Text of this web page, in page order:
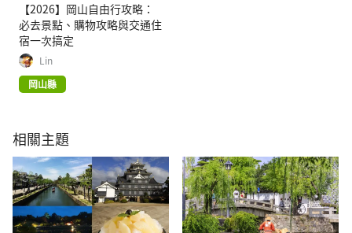
【2026】岡山自由行攻略：
必去景點、購物攻略與交通住
宿一次搞定
Lin
岡山縣
相關主題